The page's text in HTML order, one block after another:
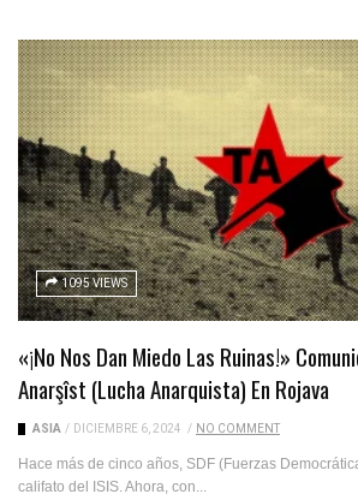
1095 VIEWS
«¡No Nos Dan Miedo Las Ruinas!»
Anarşîst (Lucha Anarquista) En Rojava
ASIA / DICIEMBRE 6, 2024 / NO COMMENT
Hace más de cinco años, SDF (Fuerzas
califato del ISIS. Ahora, con...